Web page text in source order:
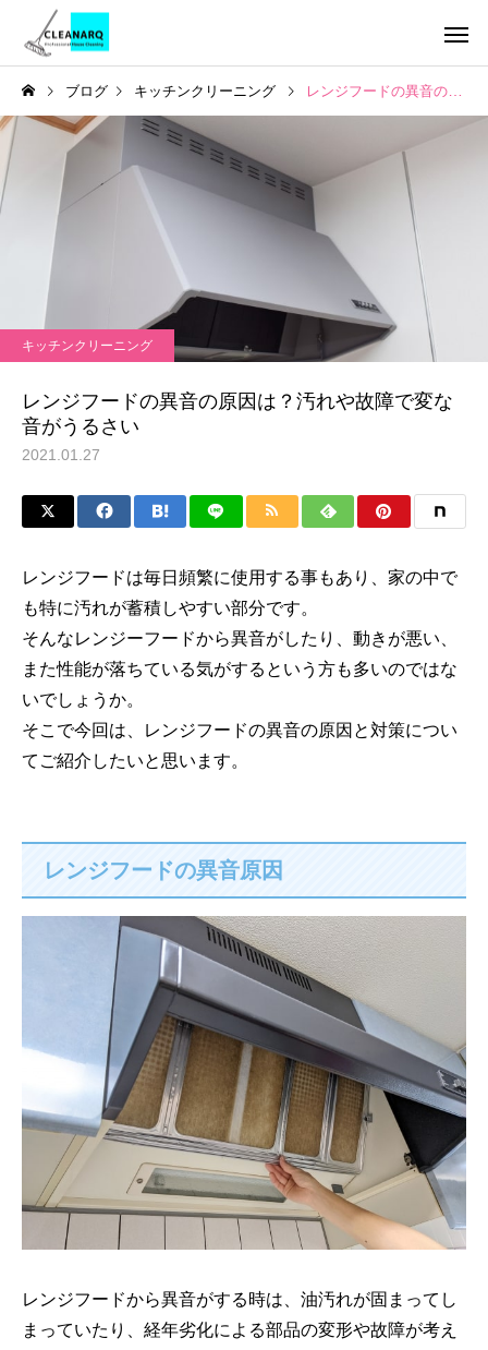
チタンコー
レンジフードクリーニ
ング
年1回は必ず掃除したい場
所リスト10選｜放置すると
危険な家の汚れと家庭にあ
る道具でできる掃除方法
お掃除テクニック
水垢が洗剤で落ちない
の理由とは？ | 自宅で
る簡単掃除から頑固な
ブログ キッチンクリーニング レンジフードの異音の原因は？汚れや故障で変な音がうるさい
キッチンクリーニング
レンジフードの異音の原因は？汚れや故障で変な
音がうるさい
2021.01.27
レンジフードは毎日頻繁に使用する事もあり、家の中で
も特に汚れが蓄積しやすい部分です。
そんなレンジーフードから異音がしたり、動きが悪い、
また性能が落ちている気がするという方も多いのではな
いでしょうか。
そこで今回は、レンジフードの異音の原因と対策につい
てご紹介したいと思います。
レンジフードの異音原因
レンジフードから異音がする時は、油汚れが固まってし
まっていたり、経年劣化による部品の変形や故障が考え